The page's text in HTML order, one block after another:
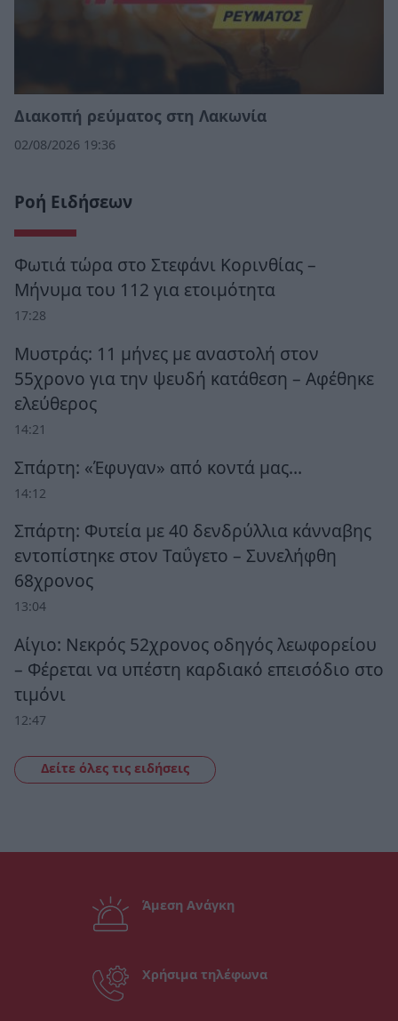
Διακοπή ρεύματος στη Λακωνία
02/08/2026 19:36
Ροή Ειδήσεων
Φωτιά τώρα στο Στεφάνι Κορινθίας –
Μήνυμα του 112 για ετοιμότητα
17:28
Μυστράς: 11 μήνες με αναστολή στον
55χρονο για την ψευδή κατάθεση – Αφέθηκε
ελεύθερος
14:21
Σπάρτη: «Έφυγαν» από κοντά μας…
14:12
Σπάρτη: Φυτεία με 40 δενδρύλλια κάνναβης
εντοπίστηκε στον Ταΰγετο – Συνελήφθη
68χρονος
13:04
Αίγιο: Νεκρός 52χρονος οδηγός λεωφορείου
– Φέρεται να υπέστη καρδιακό επεισόδιο στο
τιμόνι
12:47
Δείτε όλες τις ειδήσεις
Άμεση Ανάγκη
Χρήσιμα τηλέφωνα